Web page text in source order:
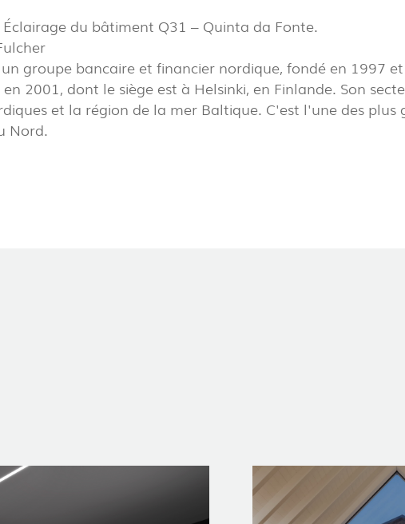
(86)
(22)
LOLIPOP @
Éclairage du bâtiment Q31 – Quinta da Fonte.
groupe bancaire et financier nordique, fondé en 1997 et
2001, dont le siège est à Helsinki, en Finlande. Son
et la région de la mer Baltique. C'est l'une des plus
Nord.